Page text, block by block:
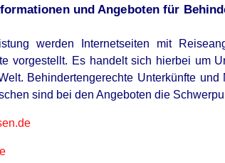
und Angeboten für
werden Internetseiten mit
vorgestellt. Es handelt sich hierbei um
Behindertengerechte Unterkünfte
sind bei den Angeboten die